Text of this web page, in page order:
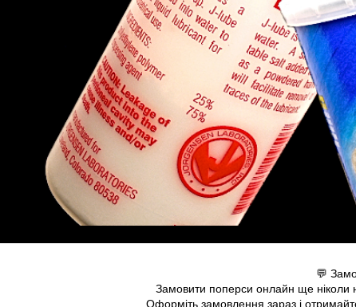
💬
Замовити поперси онлайн ще ніколи
Оформіть замовлення зараз і